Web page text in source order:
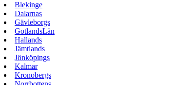
Blekinge
Dalarnas
Gävleborgs
GotlandsLän
Hallands
Jämtlands
Jönköpings
Kalmar
Kronobergs